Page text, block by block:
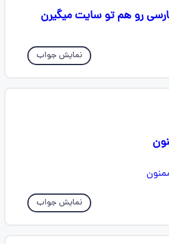
رو هم تو سایت میگیرن
نمایش جواب
نمایش جواب